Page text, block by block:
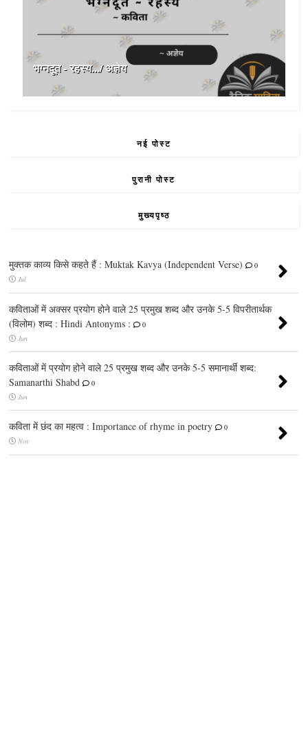
भग्नदूत - रहस्य.../ अज्ञेय
नई पोस्ट
पुरानी पोस्ट
मुख्यपृष्ठ
मुक्तक काव्य किसे कहते हैं : Muktak Kavya (Independent Verse)
0
Jul
कविताओं में अक्सर प्रयोग होने वाले 25 प्रमुख शब्द और उनके 5-5 विपरीतार्थक
(विलोम) शब्द : Hindi Antonyms :
0
Jun
कविताओं में प्रयोग होने वाले 25 प्रमुख शब्द और उनके 5-5 समानार्थी शब्द:
Samanarthi Shabd
0
Jun
कविता में छंद का महत्व : Importance of rhyme in poetry
0
Nov